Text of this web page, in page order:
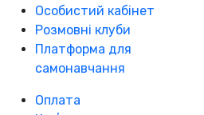
Особистий кабінет
Розмовні клуби
Платформа для
самонавчання
Оплата